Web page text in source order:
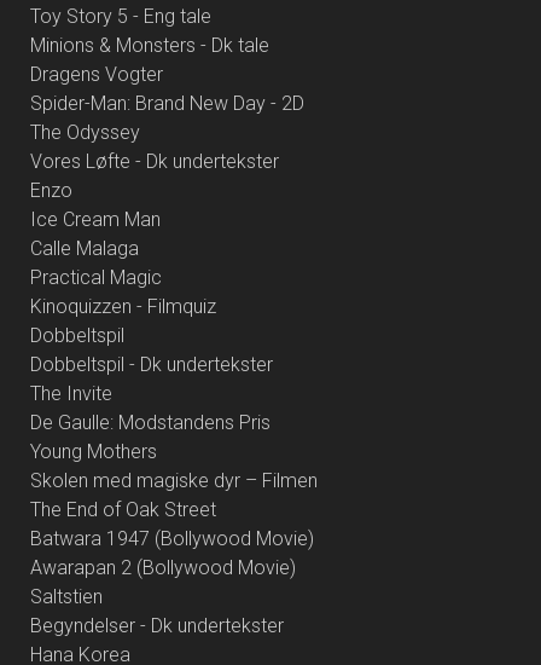
Toy Story 5 - Eng tale
Minions & Monsters - Dk tale
Dragens Vogter
Spider-Man: Brand New Day - 2D
The Odyssey
Vores Løfte - Dk undertekster
Enzo
Ice Cream Man
Calle Malaga
Practical Magic
Kinoquizzen - Filmquiz
Dobbeltspil
Dobbeltspil - Dk undertekster
The Invite
De Gaulle: Modstandens Pris
Young Mothers
Skolen med magiske dyr – Filmen
The End of Oak Street
Batwara 1947 (Bollywood Movie)
Awarapan 2 (Bollywood Movie)
Saltstien
Begyndelser - Dk undertekster
Hana Korea